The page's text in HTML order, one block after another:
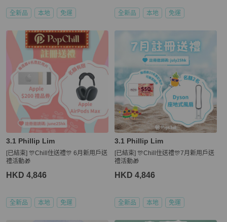
全新品 本地 免運 全新品 本地 免運
3.1 Phillip Lim
[已結束] 🎊Chill住送禮🎊 6月新用戶送
禮活動🎁
HKD 4,846
全新品 本地 免運
3.1 Phillip Lim
[已結束] 🎊Chill住送禮🎊7月新用戶送
禮活動🎁
HKD 4,846
全新品 本地 免運